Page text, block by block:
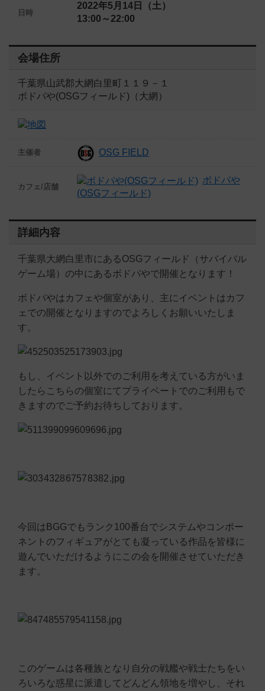
日時
2022年5月14日（土）
13:00～22:00
会場住所
千葉県山武郡大網白里町１１９－１
ボドパや(OSGフィールド)（大網）
主催者 OSG FIELD
カフェ/店舗
ボドパや
(OSGフィールド)
詳細内容
千葉県大網白里市にあるOSGフィールド（サバイバル
ゲーム場）の中にあるボドパやで開催となります！
ボドパやはカフェや個室があり、主にイベントはカフ
ェでの開催となりますのでよろしくお願いいたしま
す。
もし、イベント以外でのご利用を考えている方がいま
したらこちらの個室にてプライベートでのご利用もで
きますのでご予約お待ちしております。
今回はBGGでもランク100番台でシステムやコンポー
ネントのフィギュアがとても凝っている作品を皆様に
遊んでいただけるようにこの会を開催させていただき
ます。
このゲームは各種族となり自分の戦艦や戦士たちをい
ろいろな惑星に派遣してどんどん領地を増やし、それ